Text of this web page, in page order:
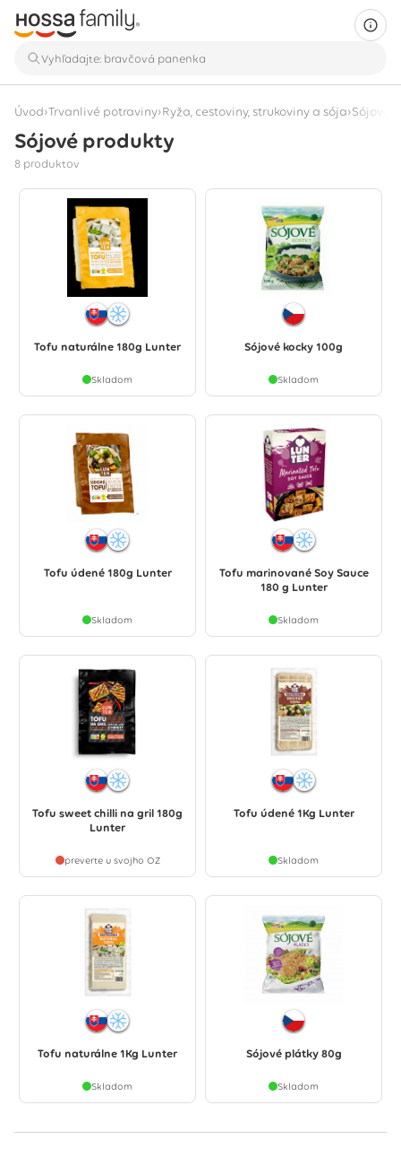
Úvod›Trvanlivé potraviny›Ryža, cestoviny, strukoviny a sója›Sójové
Sójové produkty
8 produktov
Tofu naturálne 180g Lunter
Skladom
Sójové kocky 100g
Skladom
Tofu údené 180g Lunter
Skladom
Tofu marinované Soy Sauce
180 g Lunter
Skladom
Tofu sweet chilli na gril 180g
Lunter
preverte u svojho OZ
Tofu údené 1Kg Lunter
Skladom
Tofu naturálne 1Kg Lunter
Skladom
Sójové plátky 80g
Skladom